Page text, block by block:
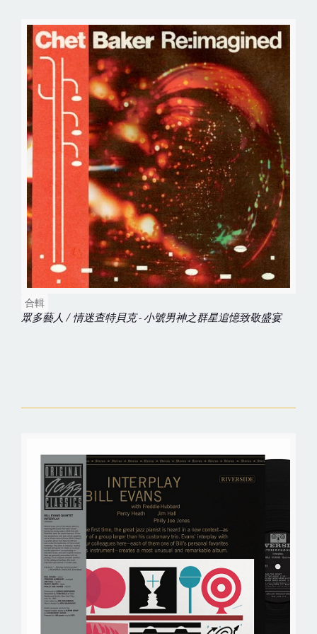
合輯
眾多藝人 / 情迷查特貝克 - 小號男神之群星追憶致敬盛宴